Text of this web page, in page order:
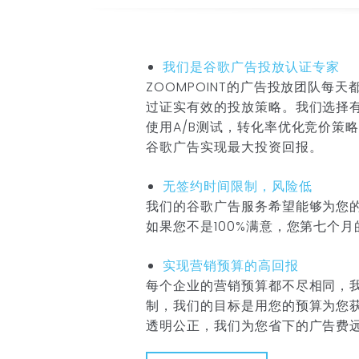
我们是谷歌广告投放认证专家
ZOOMPOINT的广告投放团队每天
过证实有效的投放策略。我们选择
使用A/B测试，转化率优化竞价策
谷歌广告实现最大投资回报。
无签约时间限制，风险低
我们的谷歌广告服务希望能够为您
如果您不是100%满意，您第七个
实现营销预算的高回报
每个企业的营销预算都不尽相同，
制，我们的目标是用您的预算为您
透明公正，我们为您省下的广告费